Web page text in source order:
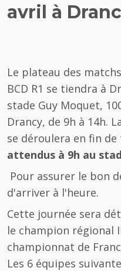
avril à
Le plateau des
BCD R1 se tiendra à
stade Guy Moquet,
Drancy, de 9h à 14h.
se déroulera en fin
attendus à 9h au
Pour assurer le bon
d'arriver à l'heure.
Cette journée sera
le champion régional
championnat de
Les 6 équipes